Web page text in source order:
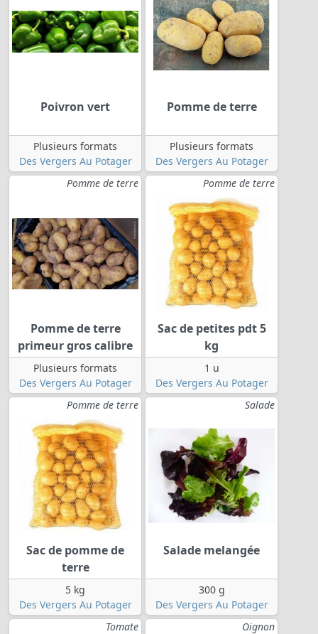
Poivron vert
Plusieurs formats
Des Vergers Au Potager
Pomme de terre
Plusieurs formats
Des Vergers Au Potager
Pomme de terre
Pomme de terre
primeur gros calibre
Plusieurs formats
Des Vergers Au Potager
Pomme de terre
Sac de petites pdt 5
kg
1 u
Des Vergers Au Potager
Pomme de terre
Sac de pomme de
terre
5 kg
Des Vergers Au Potager
Salade
Salade melangée
300 g
Des Vergers Au Potager
Tomate
Oignon